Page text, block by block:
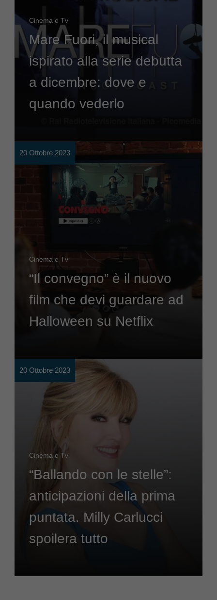
Cinema e Tv
Mare Fuori, il musical
ispirato alla serie debutta
a dicembre: dove e
quando vederlo
20 Ottobre 2023
Cinema e Tv
“Il convegno” è il nuovo
film che devi guardare ad
Halloween su Netflix
20 Ottobre 2023
Cinema e Tv
“Ballando con le stelle”:
anticipazioni della prima
puntata. Milly Carlucci
spoilera tutto